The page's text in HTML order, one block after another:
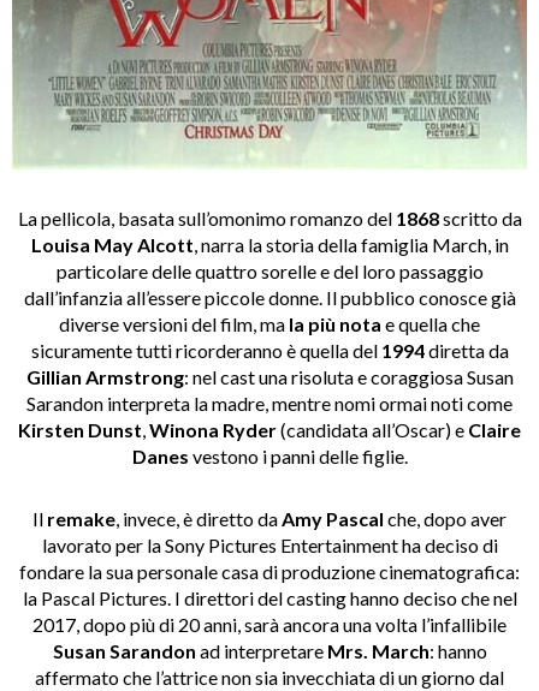
La pellicola, basata sull’omonimo romanzo del 1868scritto da
Louisa May Alcott, narra la storia della famiglia March, in
particolare delle quattro sorelle e del loro passaggio
dall’infanzia all’essere piccole donne. Il pubblico conosce già
diverse versioni del film, ma la più nota e quella che
sicuramente tutti ricorderanno è quella del 1994diretta da
Gillian Armstrong: nel cast una risoluta e coraggiosa Susan
Sarandon interpreta la madre, mentre nomi ormai noti come
Kirsten Dunst,Winona Ryder(candidata all’Oscar) e Claire
Danes vestono i panni delle figlie.
Il remake, invece, è diretto daAmy Pascal che, dopo aver
lavorato per la Sony Pictures Entertainment ha deciso di
fondare la sua personale casa di produzione cinematografica:
la Pascal Pictures. I direttori del casting hanno deciso che nel
2017, dopo più di 20 anni, sarà ancora una volta l’infallibile
Susan Sarandon ad interpretare Mrs. March: hanno
affermato che l’attrice non sia invecchiata di un giorno dal